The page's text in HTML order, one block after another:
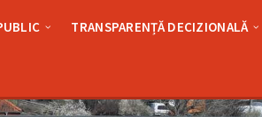
TRANSPARENȚĂ DECIZIONALĂ